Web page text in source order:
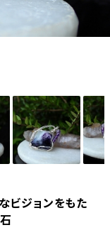
ビジョンをもた